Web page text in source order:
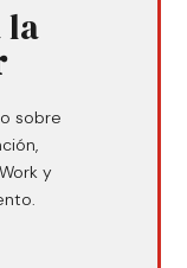
la
sobre
y